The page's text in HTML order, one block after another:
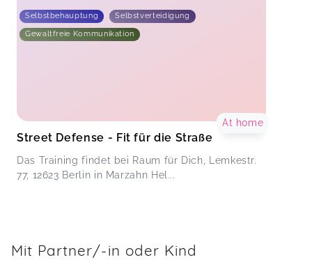
Selbstbehauptung Selbstverteidigung
Gewaltfreie Kommunikation
Street Defense - Fit für die Straße
Das Training findet bei Raum für Dich, Lemkestr.
77, 12623 Berlin in Marzahn Hel...
At home
Mit Partner/-in oder Kind